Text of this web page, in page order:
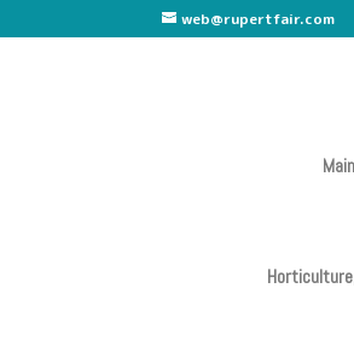
web@rupertfair.com
Main